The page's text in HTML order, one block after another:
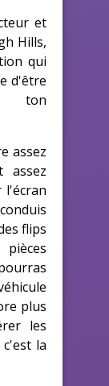
et
Hills,
qui
d'être
ton
assez
assez
l'écran
flips
plus
les
la